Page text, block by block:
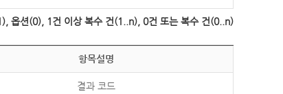
옵션(0), 1건 이상 복수 건(1..n), 0건 또는 복수 건(0..n)
항목설명
결과 코드